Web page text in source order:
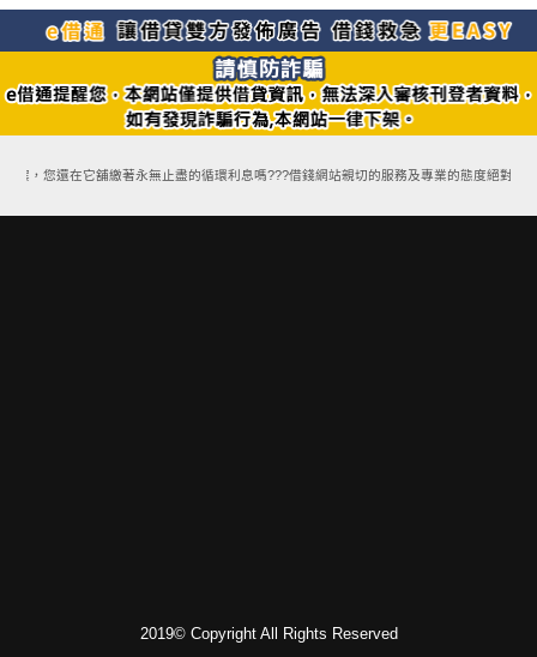
案，您還在它舖繳著永無止盡的循環利息嗎???借錢網站親切的服務及專業的態度絕對
2019© Copyright All Rights Reserved